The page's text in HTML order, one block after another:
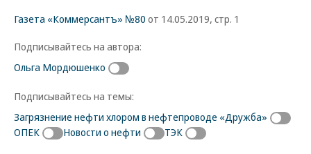
Газета «Коммерсантъ» №80 от 14.05.2019, стр. 1
Подписывайтесь на автора:
Ольга Мордюшенко
Подписывайтесь на темы:
Загрязнение нефти хлором в нефтепроводе «Дружба»
ОПЕК
Новости о нефти ТЭК